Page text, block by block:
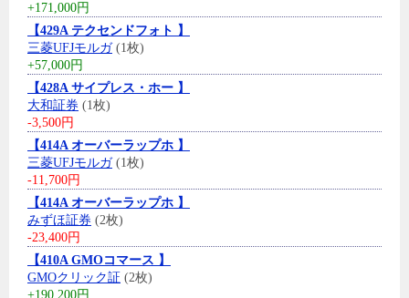
+171,000円
【429A テクセンドフォト 】
三菱UFJモルガ(1枚)
+57,000円
【428A サイプレス・ホー 】
大和証券 (1枚)
-3,500円
【414A オーバーラップホ 】
三菱UFJモルガ(1枚)
-11,700円
【414A オーバーラップホ 】
みずほ証券 (2枚)
-23,400円
【410A GMOコマース 】
GMOクリック証 (2枚)
+190,200円